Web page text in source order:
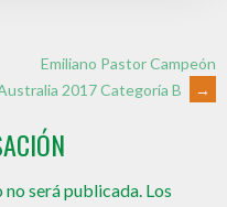
Emiliano Pastor Campeón
2017 Categoría B
→
será publicada. Los